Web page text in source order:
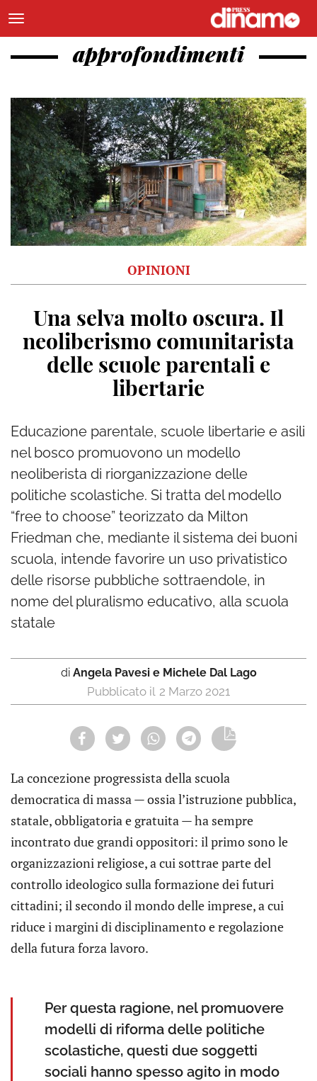
approfondimenti
OPINIONI
Una selva molto oscura. Il
neoliberismo comunitarista
delle scuole parentali e
libertarie
Educazione parentale, scuole libertarie e asili
nel bosco promuovono un modello
neoliberista di riorganizzazione delle
politiche scolastiche. Si tratta del modello
“free to choose” teorizzato da Milton
Friedman che, mediante il sistema dei buoni
scuola, intende favorire un uso privatistico
delle risorse pubbliche sottraendole, in
nome del pluralismo educativo, alla scuola
statale
di Angela Pavesi e Michele Dal Lago
2 Marzo 2021
La concezione progressista della scuola
democratica di massa — ossia l’istruzione pubblica,
statale, obbligatoria e gratuita — ha sempre
incontrato due grandi oppositori: il primo sono le
organizzazioni religiose, a cui sottrae parte del
controllo ideologico sulla formazione dei futuri
cittadini; il secondo il mondo delle imprese, a cui
riduce i margini di disciplinamento e regolazione
della futura forza lavoro.
Per questa ragione, nel promuovere
modelli di riforma delle politiche
scolastiche, questi due soggetti
sociali hanno spesso agito in modo